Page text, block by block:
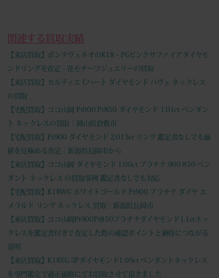
関連する買取実績
【来店買取】ポンテヴェキオのK18・PGピンクサファイアダイヤモ
ンドリングを査定｜花モチーフジュエリーの買取
【来店買取】カルティエ Cハート ダイヤモンド パヴェ ネックレス
の買取
【宅配買取】ココ山岡 Pt900 Pt850 ダイヤモンド 1.01ct ペンダン
ト ネックレスの買取｜岡山県倉敷市
【宅配買取】Pt900 ダイヤモンド 2.013ct リング 鑑定書なしでも価
値を見極める査定｜新潟県長岡市から
【来店買取】ココ山岡 ダイヤモンド 1.00ct プラチナ 900 850 ペン
ダント ネックレス の買取事例 鑑定書なしでも対応
【宅配買取】K18WG ホワイトゴールド Pt900 プラチナ ダイヤ エ
メラルド リング ネックレス 買取｜新潟県長岡市
【来店買取】ココ山岡Pt900Pt850プラチナダイヤモンド1.1ctネッ
クレスを鑑定書付きで査定した際の確認ポイントと納得につながる
説明
【来店買取】K18YG 3Pダイヤモンド1.09ct ペンダントネックレス
を専門鑑定で適正価格にてお買取させて頂きました